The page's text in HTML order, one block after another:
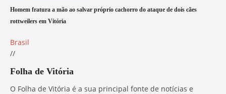
Homem fratura a mão ao salvar próprio cachorro do ataque de dois cães
rottweilers em Vitória
Brasil
//
Folha de Vitória
O Folha de Vitória é a sua principal fonte de notícias e